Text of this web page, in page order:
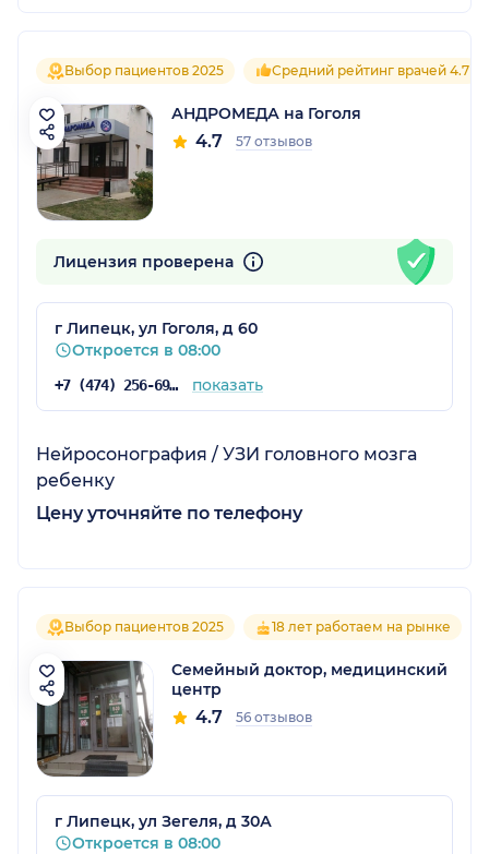
Выбор пациентов 2025 Средний рейтинг врачей 4.7
АНДРОМЕДА на Гоголя
4.7 57 отзывов
Лицензия проверена
г Липецк, ул Гоголя, д 60
Откроется в 08:00
+7 (474) 256-69-12 показать
Нейросонография / УЗИ головного мозга
ребенку
Цену уточняйте по телефону
Выбор пациентов 2025 18 лет работаем на рынке
Семейный доктор, медицинский
центр
4.7 56 отзывов
г Липецк, ул Зегеля, д 30А
Откроется в 08:00